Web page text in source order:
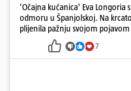
'Očajna kućanica' Eva
odmoru u Španjolskoj. Na
plijenila pažnju svojom pojavom
7